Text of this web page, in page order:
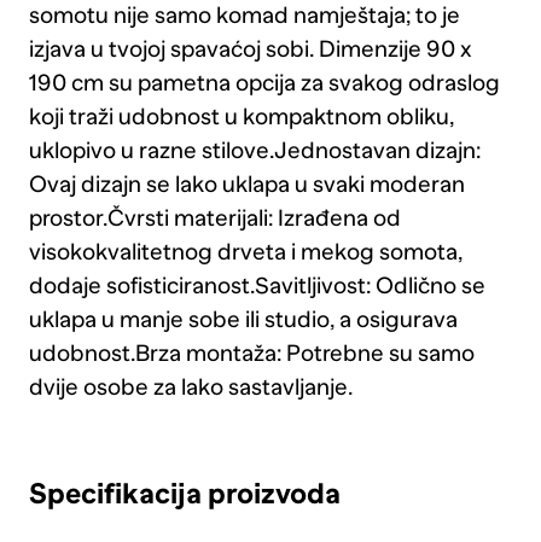
somotu nije samo komad namještaja; to je
izjava u tvojoj spavaćoj sobi. Dimenzije 90 x
190 cm su pametna opcija za svakog odraslog
koji traži udobnost u kompaktnom obliku,
uklopivo u razne stilove.Jednostavan dizajn:
Ovaj dizajn se lako uklapa u svaki moderan
prostor.Čvrsti materijali: Izrađena od
visokokvalitetnog drveta i mekog somota,
dodaje sofisticiranost.Savitljivost: Odlično se
uklapa u manje sobe ili studio, a osigurava
udobnost.Brza montaža: Potrebne su samo
dvije osobe za lako sastavljanje.
Specifikacija proizvoda